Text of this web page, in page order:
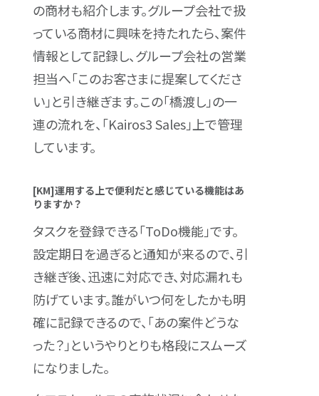
の商材も紹介します。グループ会社で扱
っている商材に興味を持たれたら、案件
情報として記録し、グループ会社の営業
担当へ「このお客さまに提案してくださ
い」と引き継ぎます。この「橋渡し」の一
連の流れを、「Kairos3 Sales」上で管理
しています。
[KM]運用する上で便利だと感じている機能はあ
りますか？
タスクを登録できる「ToDo機能」です。
設定期日を過ぎると通知が来るので、引
き継ぎ後、迅速に対応でき、対応漏れも
防げています。誰がいつ何をしたかも明
確に記録できるので、「あの案件どうな
った？」というやりとりも格段にスムーズ
になりました。